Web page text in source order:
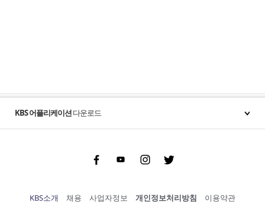
KBS 어플리케이션다운로드
FacebookYoutubeInstgram Twitter
KBS소개 채용 사업자정보 개인정보처리방침 이용약관